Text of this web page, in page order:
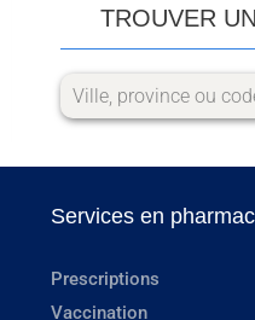
TROUVER
Services en
Prescriptions
Vaccination